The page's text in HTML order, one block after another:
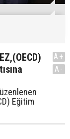
Eğitim
A+
A-